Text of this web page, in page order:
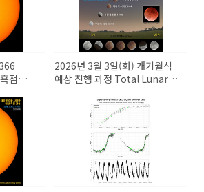
점
2026년 3월 3일(화) 개기월식
예상 진행 과정 Total Lunar